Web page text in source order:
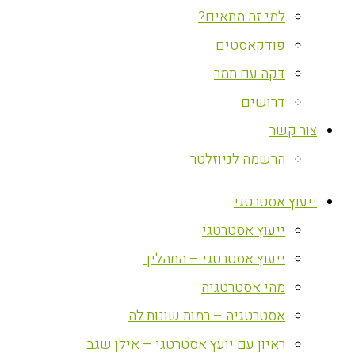
למי זה מתאים?
פודקאסטים
דקה עם תמר
דרושים
צור קשר
הרשמה לניוזלטר
ייעוץ אסטרטגי
ייעוץ אסטרטגי
ייעוץ אסטרטגי – התהליך
מהי אסטרטגיה
אסטרטגיה – רמות שונות לה
ראיון עם יועץ אסטרטגי – אילן שגב